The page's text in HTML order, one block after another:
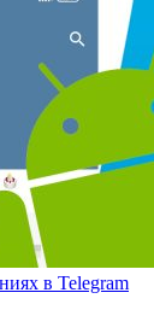
в Telegram